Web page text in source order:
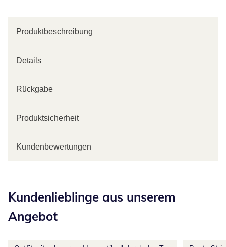
Produktbeschreibung
Details
Rückgabe
Produktsicherheit
Kundenbewertungen
Kundenlieblinge aus unserem
Angebot